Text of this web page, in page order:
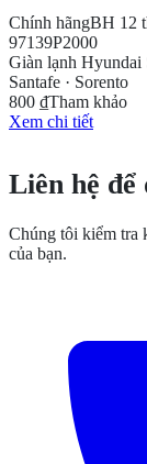
Chính hãngBH 12
97139P2000
Giàn lạnh Hyundai
Santafe · Sorento
800 ₫Tham khảo
Xem chi tiết
Liên hệ để
Chúng tôi kiểm tra
của bạn.